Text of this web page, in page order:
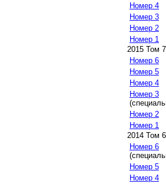
Номер 4
Номер 3
Номер 2
Номер 1
2015 Том 7
Номер 6
Номер 5
Номер 4
Номер 3
Номер 2
Номер 1
2014 Том 6
Номер 6
Номер 5
Номер 4